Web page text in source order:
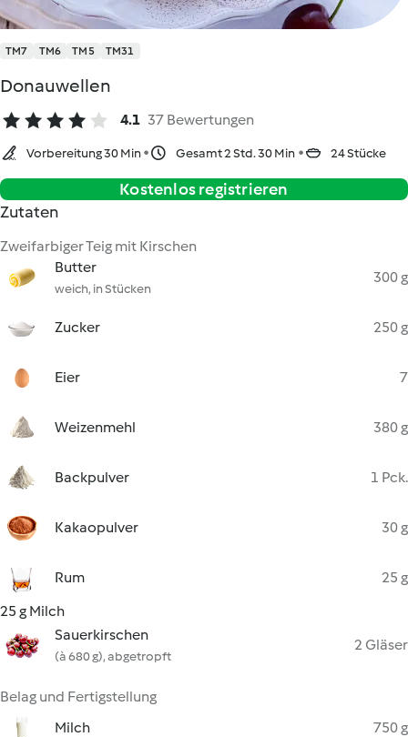
TM7 TM6 TM5 TM31
Donauwellen
4.1 37 Bewertungen
Vorbereitung 30 Min Gesamt 2 Std. 30 Min 24 Stücke
Kostenlos registrieren
Zutaten
Zweifarbiger Teig mit Kirschen
Butter
weich, in Stücken
300 g
Zucker 250 g
Eier 7
Weizenmehl 380 g
Backpulver 1 Pck.
Kakaopulver 30 g
Rum
25 g
25 g Milch
Sauerkirschen
(à 680 g), abgetropft
2 Gläser
Belag und Fertigstellung
Milch
750 g